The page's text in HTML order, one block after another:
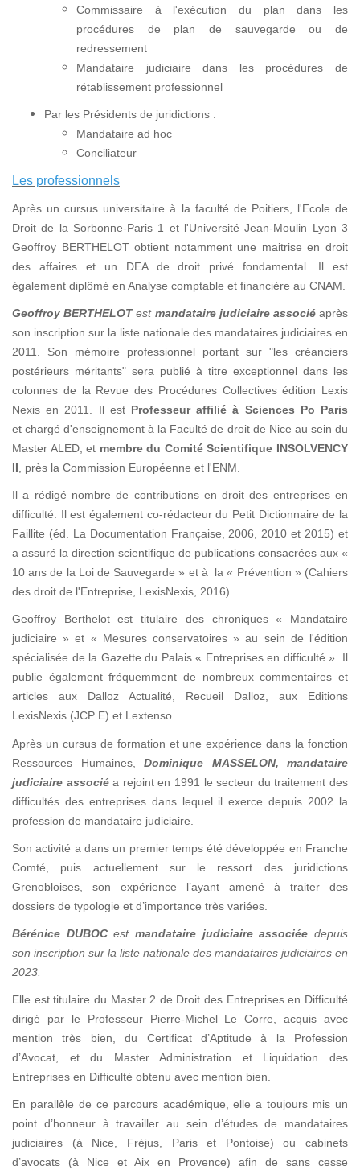
Commissaire à l'exécution du plan dans les
procédures de plan de sauvegarde ou de
redressement
Mandataire judiciaire dans les procédures de
rétablissement professionnel
Par les Présidents de juridictions :
Mandataire ad hoc
Conciliateur
Les professionnels
Après un cursus universitaire à la faculté de Poitiers, l'Ecole de
Droit de la Sorbonne-Paris 1 et l'Université Jean-Moulin Lyon 3
Geoffroy BERTHELOT obtient notamment une maitrise en droit
des affaires et un DEA de droit privé fondamental. Il est
également diplômé en Analyse comptable et financière au CNAM.
Geoffroy BERTHELOTest mandataire judiciaire associéaprès
son inscription sur la liste nationale des mandataires judiciaires en
2011. Son mémoire professionnel portant sur "les créanciers
postérieurs méritants" sera publié à titre exceptionnel dans les
colonnes de la Revue des Procédures Collectives édition Lexis
Nexis en 2011. Il est Professeur affilié à Sciences Po Paris
et chargé d'enseignement à la Faculté de droit de Nice au sein du
Master ALED, et membre du Comité Scientifique INSOLVENCY
II , près la Commission Européenne et l'ENM.
Il a rédigé nombre de contributions en droit des entreprises en
difficulté. Il est également co-rédacteur du Petit Dictionnaire de la
Faillite (éd. La Documentation Française, 2006, 2010 et 2015) et
a assuré la direction scientifique de publications consacrées aux «
10 ans de la Loi de Sauvegarde » et à la « Prévention » (Cahiers
des droit de l'Entreprise, LexisNexis, 2016).
Geoffroy Berthelot est titulaire des chroniques « Mandataire
judiciaire » et « Mesures conservatoires » au sein de l'édition
spécialisée de la Gazette du Palais « Entreprises en difficulté ». Il
publie également fréquemment de nombreux commentaires et
articles aux Dalloz Actualité, Recueil Dalloz, aux Editions
LexisNexis (JCP E) et Lextenso.
Après un cursus de formation et une expérience dans la fonction
Ressources Humaines, Dominique MASSELON, mandataire
judiciaire associéa rejoint en 1991 le secteur du traitement des
difficultés des entreprises dans lequel il exerce depuis 2002 la
profession de mandataire judiciaire.
Son activité a dans un premier temps été développée en Franche
Comté, puis actuellement sur le ressort des juridictions
Grenobloises, son expérience l’ayant amené à traiter des
dossiers de typologie et d’importance très variées.
Bérénice DUBOCestmandataire judiciaire associée depuis
son inscription sur la liste nationale des mandataires judiciaires en
2023.
Elle est titulaire du Master 2 de Droit des Entreprises en Difficulté
dirigé par le Professeur Pierre-Michel Le Corre, acquis avec
mention très bien, du Certificat d’Aptitude à la Profession
d’Avocat, et du Master Administration et Liquidation des
Entreprises en Difficulté obtenu avec mention bien.
En parallèle de ce parcours académique, elle a toujours mis un
point d’honneur à travailler au sein d’études de mandataires
judiciaires (à Nice, Fréjus, Paris et Pontoise) ou cabinets
d’avocats (à Nice et Aix en Provence) afin de sans cesse